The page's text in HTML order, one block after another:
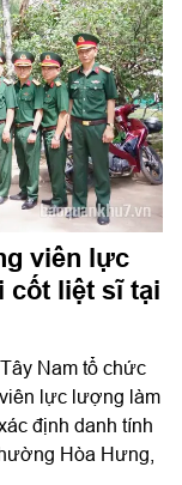
viên lực
cốt liệt sĩ tại
Nam tổ chức
lực lượng làm
định danh tính
Hòa Hưng,